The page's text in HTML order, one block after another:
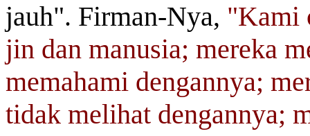
jauh". Firman-Nya, "Kami
jin dan manusia; mereka
memahami dengannya;
tidak melihat dengannya;